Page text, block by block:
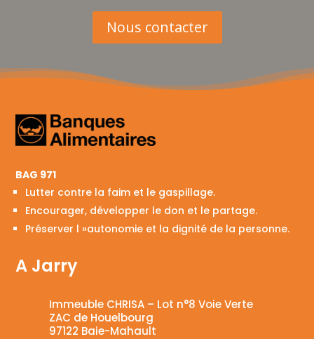
Nous contacter
BAG 971
Lutter contre la faim et le gaspillage.
Encourager, développer le don et le partage.
Préserver l »autonomie et la dignité de la personne.
A Jarry
Immeuble CHRISA – Lot n°8 Voie Verte
ZAC de Houelbourg
97122 Baie-Mahault